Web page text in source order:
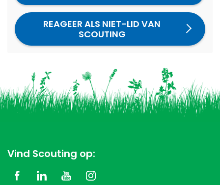
REAGEER ALS NIET-LID VAN
SCOUTING
Vind Scouting op: